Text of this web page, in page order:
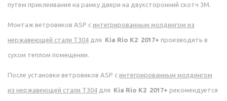
путем приклеивания на рамку двери на двухсторонний скотч 3М.
Монтаж ветровиков ASP с интегрированным молдингом из
нержавеющей стали Т304 для Kia Rio K2 2017+ производить в
сухом теплом помещении.
После установки ветровиков ASP с интегрированным молдингом
из нержавеющей стали Т304 для Kia Rio K2 2017+ рекомендуется